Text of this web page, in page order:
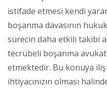
istifade etmesi kendi
boşanma davasının
sürecin daha etkili takibi
tecrübeli boşanma
etmektedir. Bu konuya
ihtiyacınızın olması